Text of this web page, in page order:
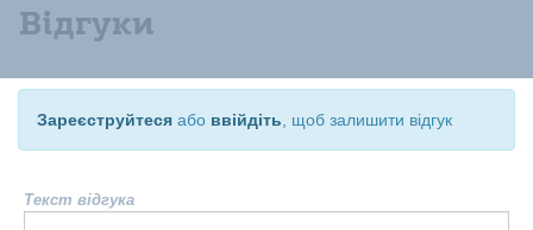
Відгуки
Зареєструйтеся або ввійдіть , щоб залишити відгук
Текст відгука